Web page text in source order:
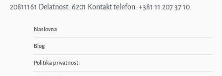
20811161 Delatnost: 6201 Kontakt telefon: +381 11 207 37 10.
Naslovna
Blog
Politika privatnosti
1